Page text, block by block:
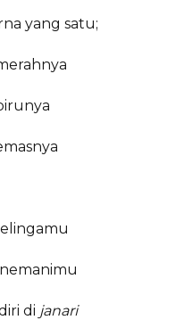
yang satu;
di janari